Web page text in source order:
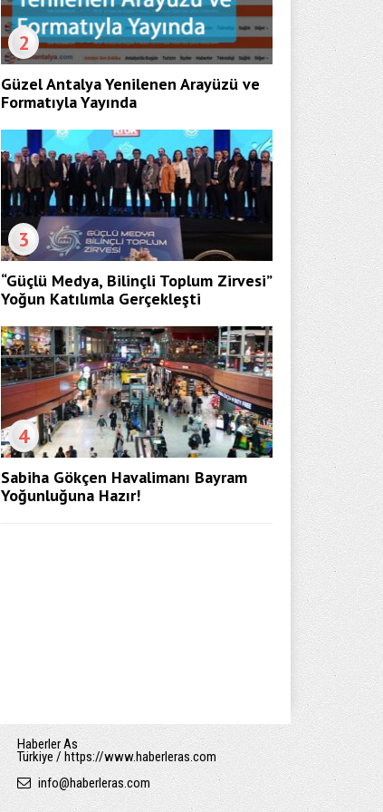
2
Güzel Antalya Yenilenen Arayüzü ve
Formatıyla Yayında
3
“Güçlü Medya, Bilinçli Toplum Zirvesi”
Yoğun Katılımla Gerçekleşti
4
Sabiha Gökçen Havalimanı Bayram
Yoğunluğuna Hazır!
Haberler As
Türkiye / https://www.haberleras.com
info@haberleras.com